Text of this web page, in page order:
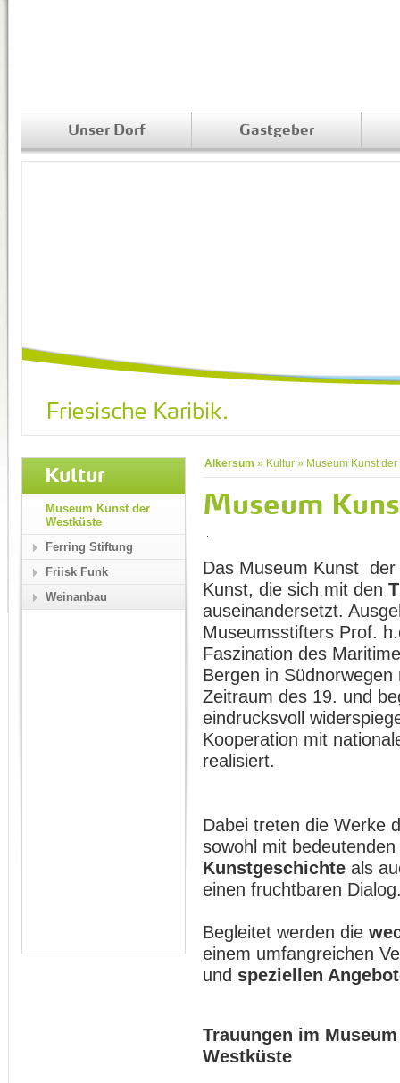
Unser Dorf Gastgeber
Alkersum » Kultur » Museum Kunst
Museum
Das Museum Kunst
Kunst, die sich mit den
auseinandersetzt.
Museumsstifters Prof.
Faszination des
Bergen in
Zeitraum des 19. und
eindrucksvoll
Kooperation mit
realisiert.
Dabei treten die Werke
sowohl mit
Kunstgeschichte als
einen fruchtbaren
Begleitet werden die
einem umfangreichen
und speziellen
Trauungen im
Westküste
Kultur
Museum Kunst der
Westküste
Ferring Stiftung
Friisk Funk
Weinanbau